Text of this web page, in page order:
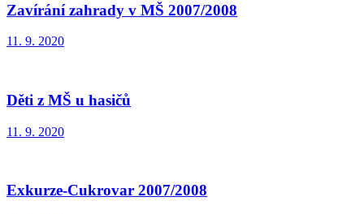
Zavírání zahrady v MŠ 2007/2008
11. 9. 2020
Děti z MŠ u hasičů
11. 9. 2020
Exkurze-Cukrovar 2007/2008